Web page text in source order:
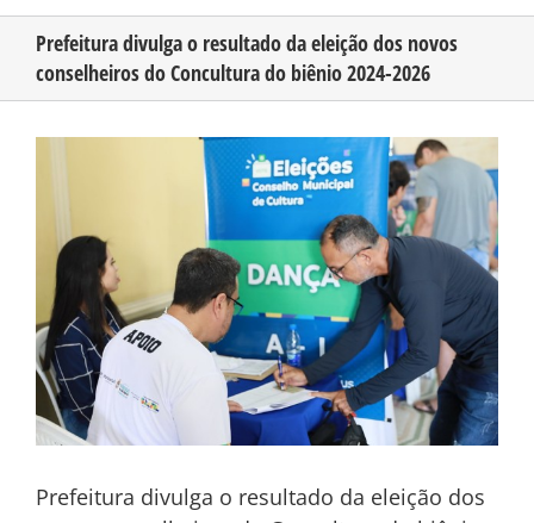
CONHEÇA O AMAZONAS
CONTATO
Prefeitura divulga o resultado da eleição dos novos
conselheiros do Concultura do biênio 2024-2026
Prefeitura divulga o resultado da eleição dos